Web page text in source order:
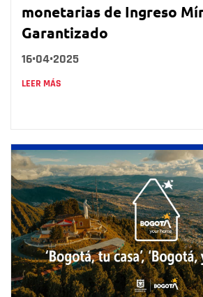
monetarias de Ingreso
Garantizado
16•04•2025
LEER MÁS